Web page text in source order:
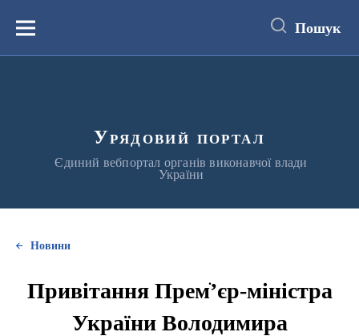
вмістуМеню Пошук
Урядовий портал
Єдиний вебпортал органів виконавчої влади
України
Новини
Привітання Премֹ’єр-міністра
України Володимира